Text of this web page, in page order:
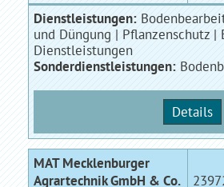
Dienstleistungen:
und Düngung | Pflanzenschutz |
Dienstleistungen
Sonderdienstleistungen:
Details
MAT Mecklenburger
Agrartechnik GmbH & Co.